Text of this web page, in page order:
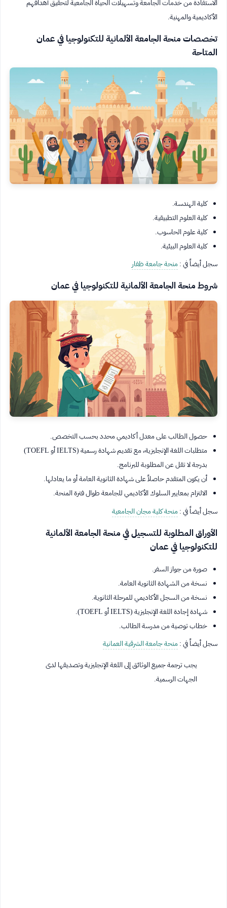
الاستفادة من خدمات الجامعة وتسهيلات الحياة الجامعية لتحقيق أهدافهم
الأكاديمية والمهنية.
تخصصات منحة الجامعة الألمانية للتكنولوجيا في عمان
المتاحة
كلية الهندسة.
كلية العلوم التطبيقية.
كلية علوم الحاسوب.
كلية العلوم البيئية.
سجل أيضاً في :منحة جامعة ظفار
شروط منحة الجامعة الألمانية للتكنولوجيا في عمان
حصول الطالب على معدل أكاديمي محدد بحسب التخصص.
متطلبات اللغة الإنجليزية، مع تقديم شهادة رسمية (IELTS أو TOEFL)
بدرجة لا تقل عن المطلوبة للبرنامج.
أن يكون المتقدم حاصلاً على شهادة الثانوية العامة أو ما يعادلها.
الالتزام بمعايير السلوك الأكاديمي للجامعة طوال فترة المنحة.
سجل أيضاً في :منحة كلية مجان الجامعية
الأوراق المطلوبة للتسجيل في منحة الجامعة الألمانية
للتكنولوجيا في عمان
صورة من جواز السفر.
نسخة من الشهادة الثانوية العامة.
نسخة من السجل الأكاديمي للمرحلة الثانوية.
شهادة إجادة اللغة الإنجليزية (IELTS أو TOEFL).
خطاب توصية من مدرسة الطالب.
سجل أيضاً في :منحة جامعة الشرقية العمانية
يجب ترجمة جميع الوثائق إلى اللغة الإنجليزية وتصديقها لدى
الجهات الرسمية.